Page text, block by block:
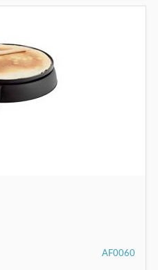
AF0060